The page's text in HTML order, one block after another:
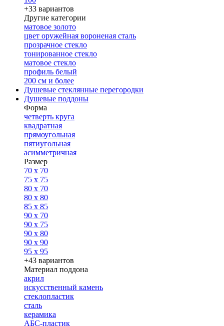
+33 вариантов
Другие категории
матовое золото
цвет оружейная вороненая сталь
прозрачное стекло
тонированное стекло
матовое стекло
профиль белый
200 см и более
Душевые стеклянные перегородки
Душевые поддоны
Форма
четверть круга
квадратная
прямоугольная
пятиугольная
асимметричная
Размер
70 x 70
75 x 75
80 x 70
80 x 80
85 x 85
90 x 70
90 x 75
90 x 80
90 x 90
95 x 95
+43 вариантов
Материал поддона
акрил
искусственный камень
стеклопластик
сталь
керамика
АБС-пластик